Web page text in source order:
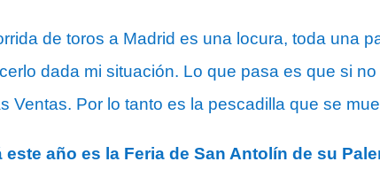
de toros a Madrid es una locura, toda una
dada mi situación. Lo que pasa es que si
Ventas. Por lo tanto es la pescadilla que se
este año es la Feria de San Antolín de su